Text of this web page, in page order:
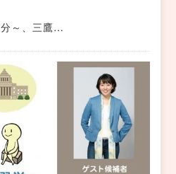
～、三鷹…